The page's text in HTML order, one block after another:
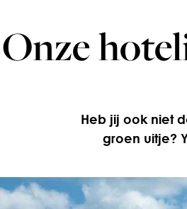
Onze
Heb jij ook niet
groen uitje?